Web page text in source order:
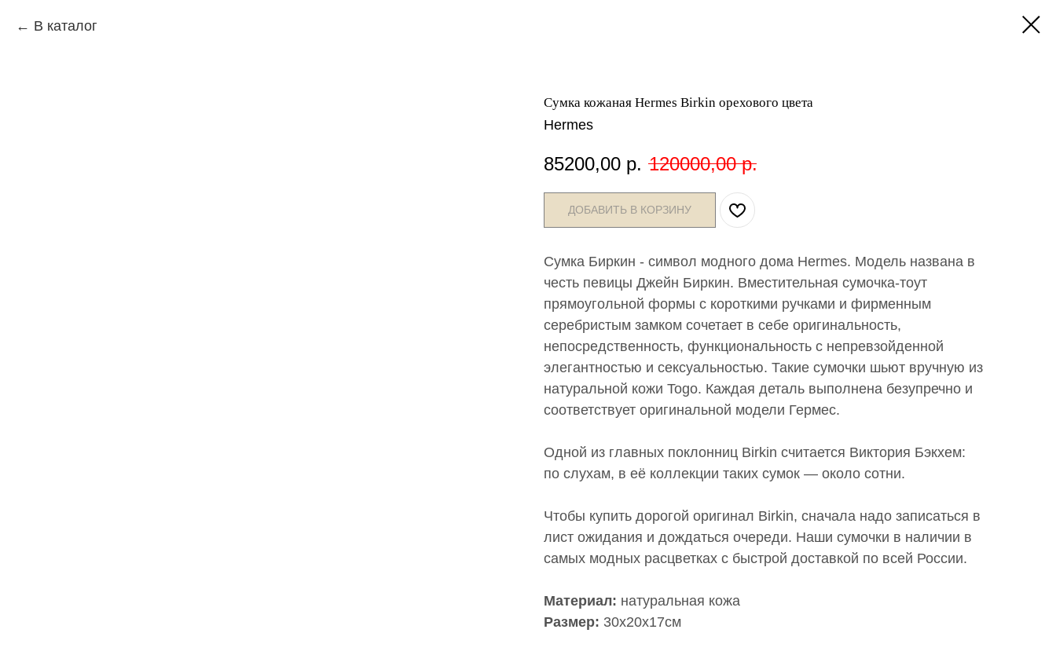
В каталог
Сумка кожаная Hermes Birkin орехового цвета
Hermes
85200,00 р. 120000,00 р.
ДОБАВИТЬ В КОРЗИНУ
Сумка Биркин - символ модного дома Hermes. Модель названа в
честь певицы Джейн Биркин. Вместительная сумочка-тоут
прямоугольной формы с короткими ручками и фирменным
серебристым замком сочетает в себе оригинальность,
непосредственность, функциональность с непревзойденной
элегантностью и сексуальностью. Такие сумочки шьют вручную из
натуральной кожи Togo. Каждая деталь выполнена безупречно и
соответствует оригинальной модели Гермес.
Одной из главных поклонниц Birkin считается Виктория Бэкхем:
по слухам, в её коллекции таких сумок — около сотни.
Чтобы купить дорогой оригинал Birkin, сначала надо записаться в
лист ожидания и дождаться очереди. Наши сумочки в наличии в
самых модных расцветках с быстрой доставкой по всей России.
Материал: натуральная кожа
Размер: 30х20х17см